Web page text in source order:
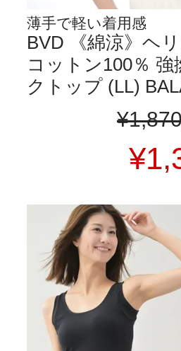
薄手で軽い着用感
BVD 《綿涼》ヘ
コットン100％ 強
クトップ (LL)
¥
¥